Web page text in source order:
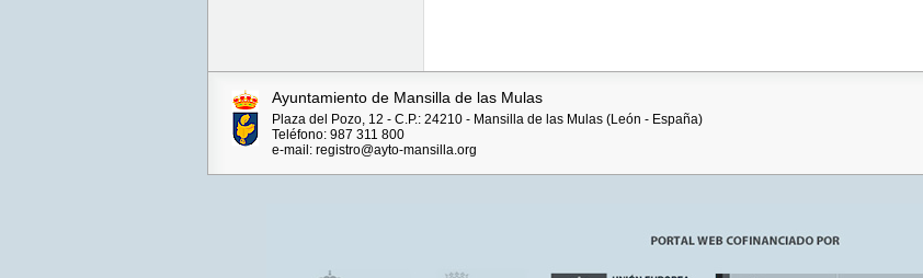
Ayuntamiento de Mansilla de las Mulas
Plaza del Pozo, 12 - C.P.: 24210 - Mansilla de las Mulas (León - España)
Teléfono: 987 311 800
e-mail: registro@ayto-mansilla.org